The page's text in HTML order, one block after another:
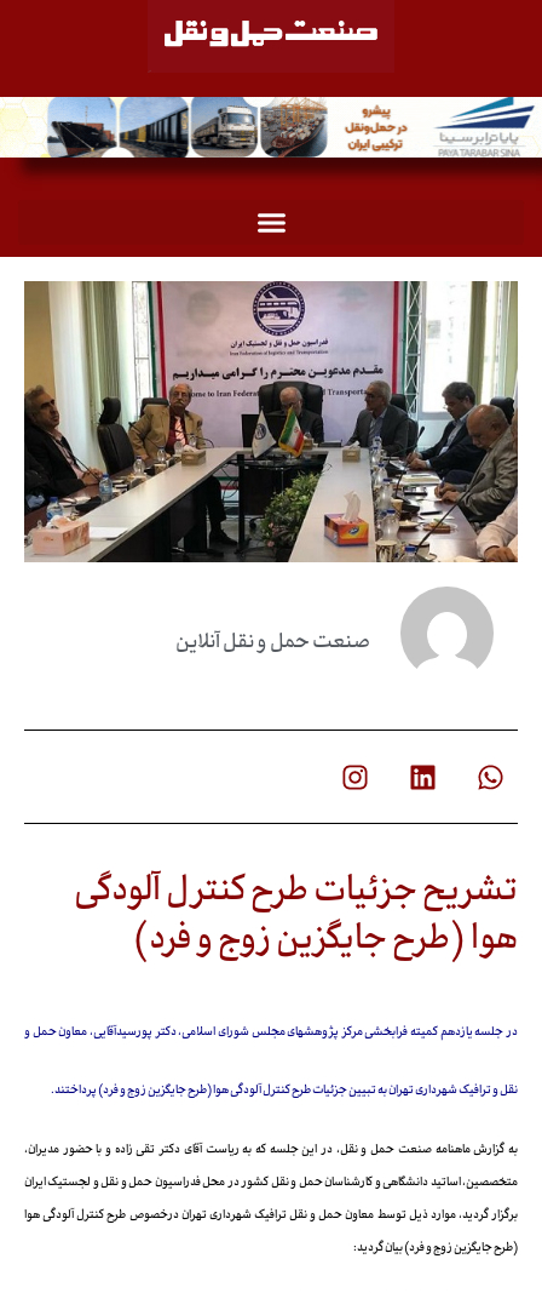
صنعت حمل و نقل آنلاین
تشریح جزئیات طرح کنترل آلودگی
هوا (طرح جایگزین زوج و فرد)
در جلسه یازدهم کمیته فرابخشی مرکز پژوهشهای مجلس شورای اسلامی، دکتر پورسیدآقایی، معاون حمل و
نقل و ترافیک شهرداری تهران به تبیین جزئیات طرح کنترل آلودگی هوا (طرح جایگزین زوج و فرد) پرداختند.
به گزارش ماهنامه صنعت حمل و نقل، در این جلسه که به ریاست آقای دکتر تقی زاده و با حضور مدیران،
متخصصین، اساتید دانشگاهی و کارشناسان حمل و نقل کشور در محل فدراسیون حمل و نقل و لجستیک ایران
برگزار گردید، موارد ذیل توسط معاون حمل و نقل ترافیک شهرداری تهران درخصوص طرح کنترل آلودگی هوا
(طرح جایگزین زوج و فرد) بیان گردید: